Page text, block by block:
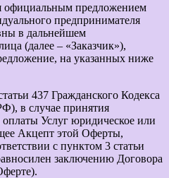
официальным предложением
предпринимателя
в дальнейшем
(далее – «Заказчик»),
на указанных ниже
437 Гражданского Кодекса
в случае принятия
Услуг юридическое или
Акцепт этой Оферты,
с пунктом 3 статьи
заключению Договора